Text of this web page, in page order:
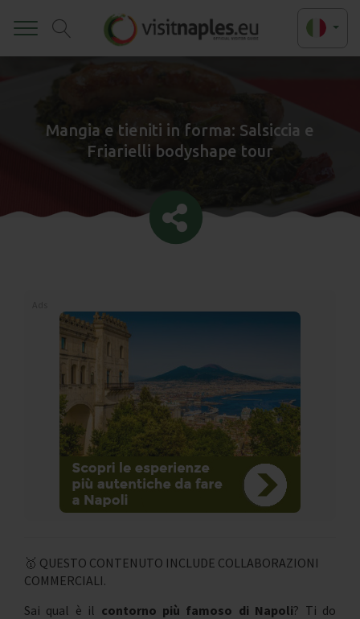
Mangia e tieniti in forma: Salsiccia e
Friarielli bodyshape tour
🥇 QUESTO CONTENUTO INCLUDE COLLABORAZIONI
COMMERCIALI.
Sai qual è il contorno più famoso di Napoli? Ti do